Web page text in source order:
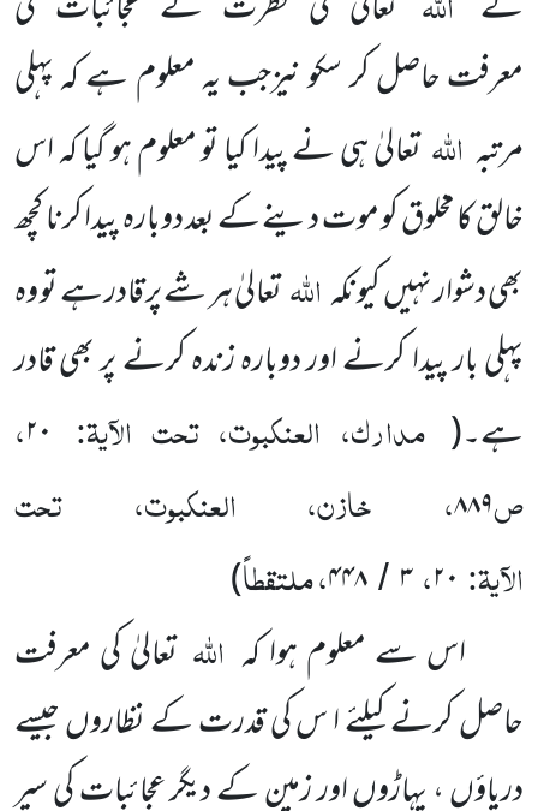
معرفت حاصل کر سکو نیزجب یہ معلوم ہے کہ پہلی
مرتبہ اللہتعالیٰ ہی نے پیدا کیا تو معلوم ہو گیا کہ اس
خالق کا مخلوق کو موت دینے کے بعد دوبارہ پیدا کرنا کچھ
بھی دشوار نہیں کیونکہاللہتعالیٰ ہر شے پر قادر ہے تو وہ
پہلی بار پیدا کرنے اور دوبارہ زندہ کرنے پر بھی قادر
ہے۔( مدارک، العنکبوت، تحت الآیۃ: ۲۰،
ص۸۸۹، خازن، العنکبوت، تحت
الآیۃ: ۲۰،۳ / ۴۴۸، ملتقطاً)
اس سے معلوم ہوا کہ اللہ تعالیٰ کی معرفت
حاصل کرنے کیلئے ا س کی قدرت کے نظاروں جیسے
دریاؤں ، پہاڑوں اور زمین کے دیگر عجائبات کی سیر